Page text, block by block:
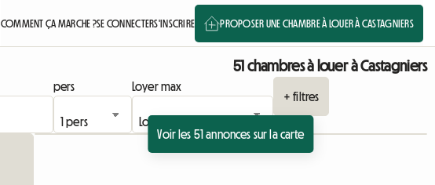
COMMENT ÇA MARCHE ?SE CONNECTERS'INSCRIRE PROPOSER UNE CHAMBRE À LOUER À CASTAGNIERS
51 chambres à louer à Castagniers
pers
Loyer max
+ filtres
Voir les 51 annonces sur la carte